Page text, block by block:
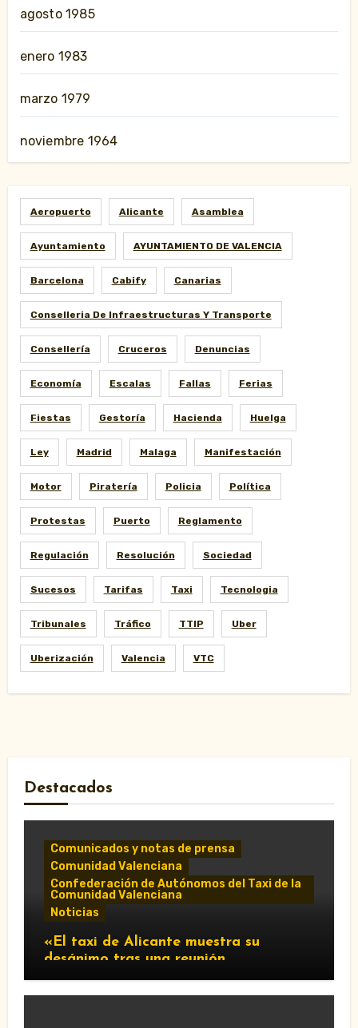
agosto 1985
enero 1983
marzo 1979
noviembre 1964
Aeropuerto Alicante Asamblea
Ayuntamiento AYUNTAMIENTO DE VALENCIA
Barcelona Cabify Canarias
Conselleria De Infraestructuras Y Transporte
Consellería Cruceros Denuncias
Economía Escalas Fallas Ferias
Fiestas Gestoría Hacienda Huelga
Ley Madrid Malaga Manifestación
Motor Piratería Policia Política
Protestas Puerto Reglamento
Regulación Resolución Sociedad
Sucesos Tarifas Taxi Tecnologia
Tribunales Tráfico TTIP Uber
Uberización Valencia VTC
Destacados
Comunicados y notas de prensa
Comunidad Valenciana
Confederación de Autónomos del Taxi de la
Comunidad Valenciana
Noticias
«El taxi de Alicante muestra su
desánimo tras una reunión
Decreto Ley 5/2026»